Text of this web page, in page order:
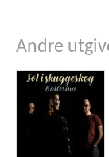
Andre